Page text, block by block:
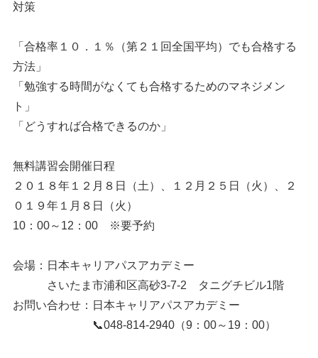
対策
「合格率１０．１％（第２１回全国平均）でも合格する
方法」
「勉強する時間がなくても合格するためのマネジメン
ト」
「どうすれば合格できるのか」
無料講習会開催日程
２０１８年１２月８日（土）、１２月２５日（火）、２
０１９年１月８日（火）
10：00～12：00 ※要予約
会場：日本キャリアパスアカデミー
さいたま市浦和区高砂3-7-2 タニグチビル1階
お問い合わせ：日本キャリアパスアカデミー
📞048-814-2940（9：00～19：00）